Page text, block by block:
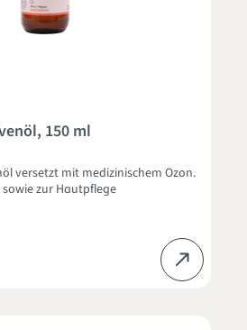
150 ml
versetzt mit medizinischem Ozon.
zur Hautpflege